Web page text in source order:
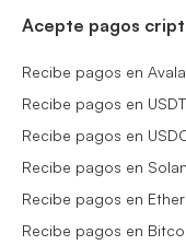
Acepte pagos
Recibe pagos en
Recibe pagos en USDT
Recibe pagos en
Recibe pagos en
Recibe pagos en
Recibe pagos en